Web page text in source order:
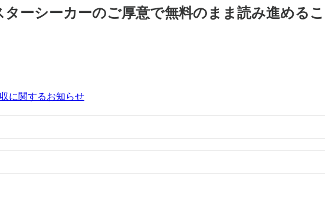
ーシーカーのご厚意で無料のまま読み進める
に関するお知らせ